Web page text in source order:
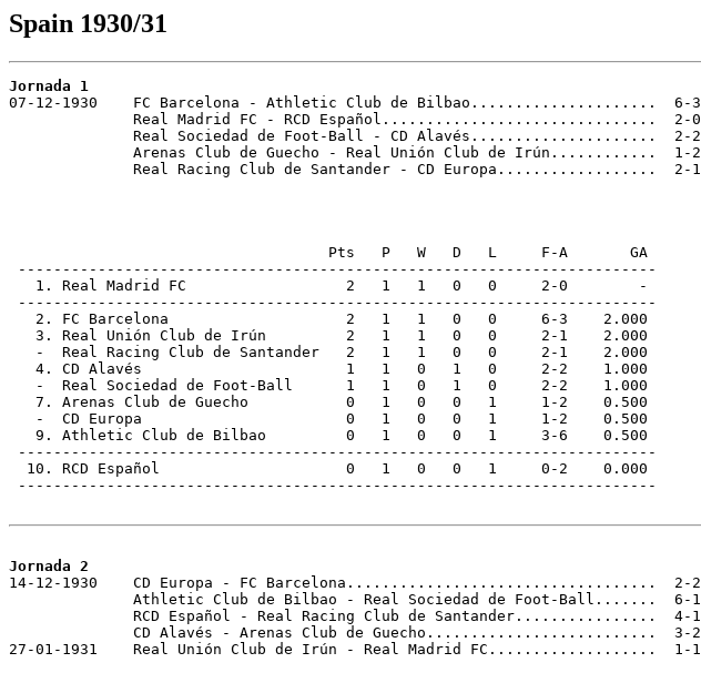
Spain 1930/31
Jornada 1
07-12-1930    FC Barcelona - Athletic Club de Bilbao.....................  6-3
              Real Madrid FC - RCD Español...............................  2-0
              Real Sociedad de Foot-Ball - CD Alavés.....................  2-2
              Arenas Club de Guecho - Real Unión Club de Irún............  1-2
              Real Racing Club de Santander - CD Europa..................  2-1
                                    Pts   P   W   D   L     F-A       GA
------------------------------------------------------------------------
   1. Real Madrid FC                  2   1   1   0   0     2-0        -
------------------------------------------------------------------------
   2. FC Barcelona                    2   1   1   0   0     6-3    2.000
   3. Real Unión Club de Irún         2   1   1   0   0     2-1    2.000
   -  Real Racing Club de Santander   2   1   1   0   0     2-1    2.000
   4. CD Alavés                       1   1   0   1   0     2-2    1.000
   -  Real Sociedad de Foot-Ball      1   1   0   1   0     2-2    1.000
   7. Arenas Club de Guecho           0   1   0   0   1     1-2    0.500
   -  CD Europa                       0   1   0   0   1     1-2    0.500
   9. Athletic Club de Bilbao         0   1   0   0   1     3-6    0.500
------------------------------------------------------------------------
  10. RCD Español                     0   1   0   0   1     0-2    0.000
------------------------------------------------------------------------
Jornada 2
14-12-1930    CD Europa - FC Barcelona...................................  2-2
              Athletic Club de Bilbao - Real Sociedad de Foot-Ball.......  6-1
              RCD Español - Real Racing Club de Santander................  4-1
              CD Alavés - Arenas Club de Guecho..........................  3-2
27-01-1931    Real Unión Club de Irún - Real Madrid FC...................  1-1